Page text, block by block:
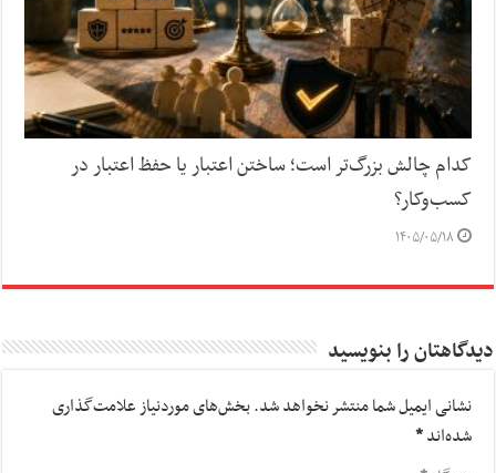
کدام چالش بزرگ‌تر است؛ ساختن اعتبار یا حفظ اعتبار در
کسب‌وکار؟
۱۴۰۵/۰۵/۱۸
دیدگاهتان را بنویسید
نشانی ایمیل شما منتشر نخواهد شد.بخش‌های موردنیاز علامت‌گذاری
شده‌اند*